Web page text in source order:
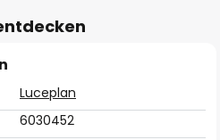
Luceplan
6030452